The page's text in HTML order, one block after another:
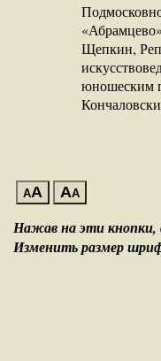
Щепкин,
юношеским
AA AA
Нажав на эти
Изменить размер